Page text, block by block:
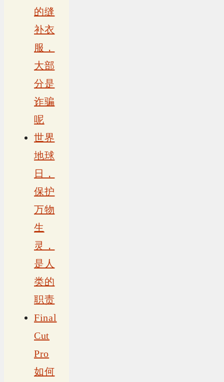
的缝
补衣
服，
大部
分是
诈骗
呢
世界
地球
日，
保护
万物
生
灵，
是人
类的
职责
Final
Cut
Pro
如何